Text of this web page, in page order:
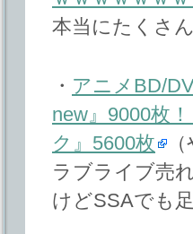
本当にたくさん
・ アニメBD/
new』9000枚
ク』5600枚
ラブライブ売
けどSSAでも